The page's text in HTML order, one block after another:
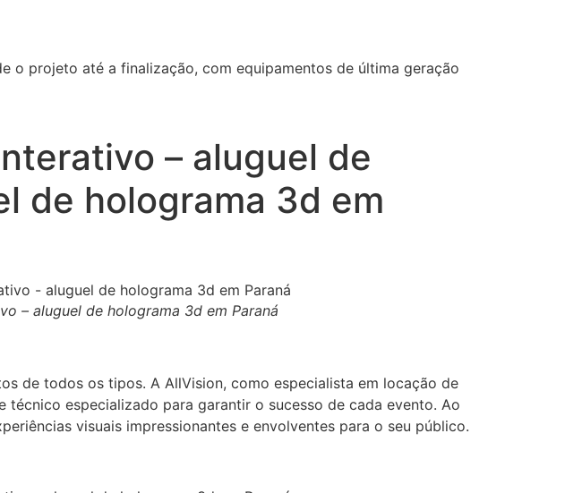
o projeto até a finalização, com equipamentos de última geração
– aluguel de
de holograma 3d em
– aluguel de holograma 3d em Paraná
de todos os tipos. A AllVision, como especialista em locação de
especializado para garantir o sucesso de cada evento. Ao
visuais impressionantes e envolventes para o seu público.